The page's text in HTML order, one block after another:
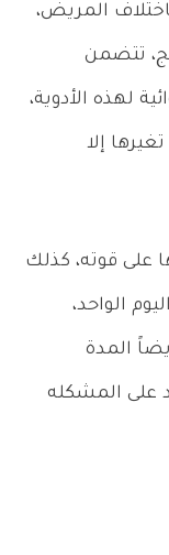
المريض،
تتضمن
لهذه الأدوية،
إلا
على قوته، كذلك
الواحد،
المدة
على المشكله